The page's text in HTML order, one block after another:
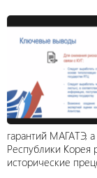
гарантий МАГАТЭ,
Республики
исторические